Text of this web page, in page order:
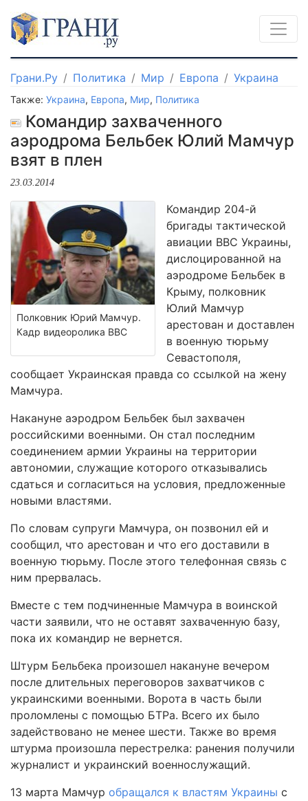
Грани.Ру Политика Мир Европа Украина
Также: Украина, Европа, Мир, Политика
Командир захваченного
аэродрома Бельбек Юлий Мамчур
взят в плен
23.03.2014
Полковник Юрий Мамчур.
Кадр видеоролика ВВС
Командир 204-й
бригады тактической
авиации ВВС Украины,
дислоцированной на
аэродроме Бельбек в
Крыму, полковник
Юлий Мамчур
арестован и доставлен
в военную тюрьму
Севастополя,
сообщает Украинская правда со ссылкой на жену
Мамчура.
Накануне аэродром Бельбек был захвачен
российскими военными. Он стал последним
соединением армии Украины на территории
автономии, служащие которого отказывались
сдаться и согласиться на условия, предложенные
новыми властями.
По словам супруги Мамчура, он позвонил ей и
сообщил, что арестован и что его доставили в
военную тюрьму. После этого телефонная связь с
ним прервалась.
Вместе с тем подчиненные Мамчура в воинской
части заявили, что не оставят захваченную базу,
пока их командир не вернется.
Штурм Бельбека произошел накануне вечером
после длительных переговоров захватчиков с
украинскими военными. Ворота в часть были
проломлены с помощью БТРа. Всего их было
задействовано не менее шести. Также во время
штурма произошла перестрелка: ранения получили
журналист и украинский военнослужащий.
13 марта Мамчур обращался к властям Украины с